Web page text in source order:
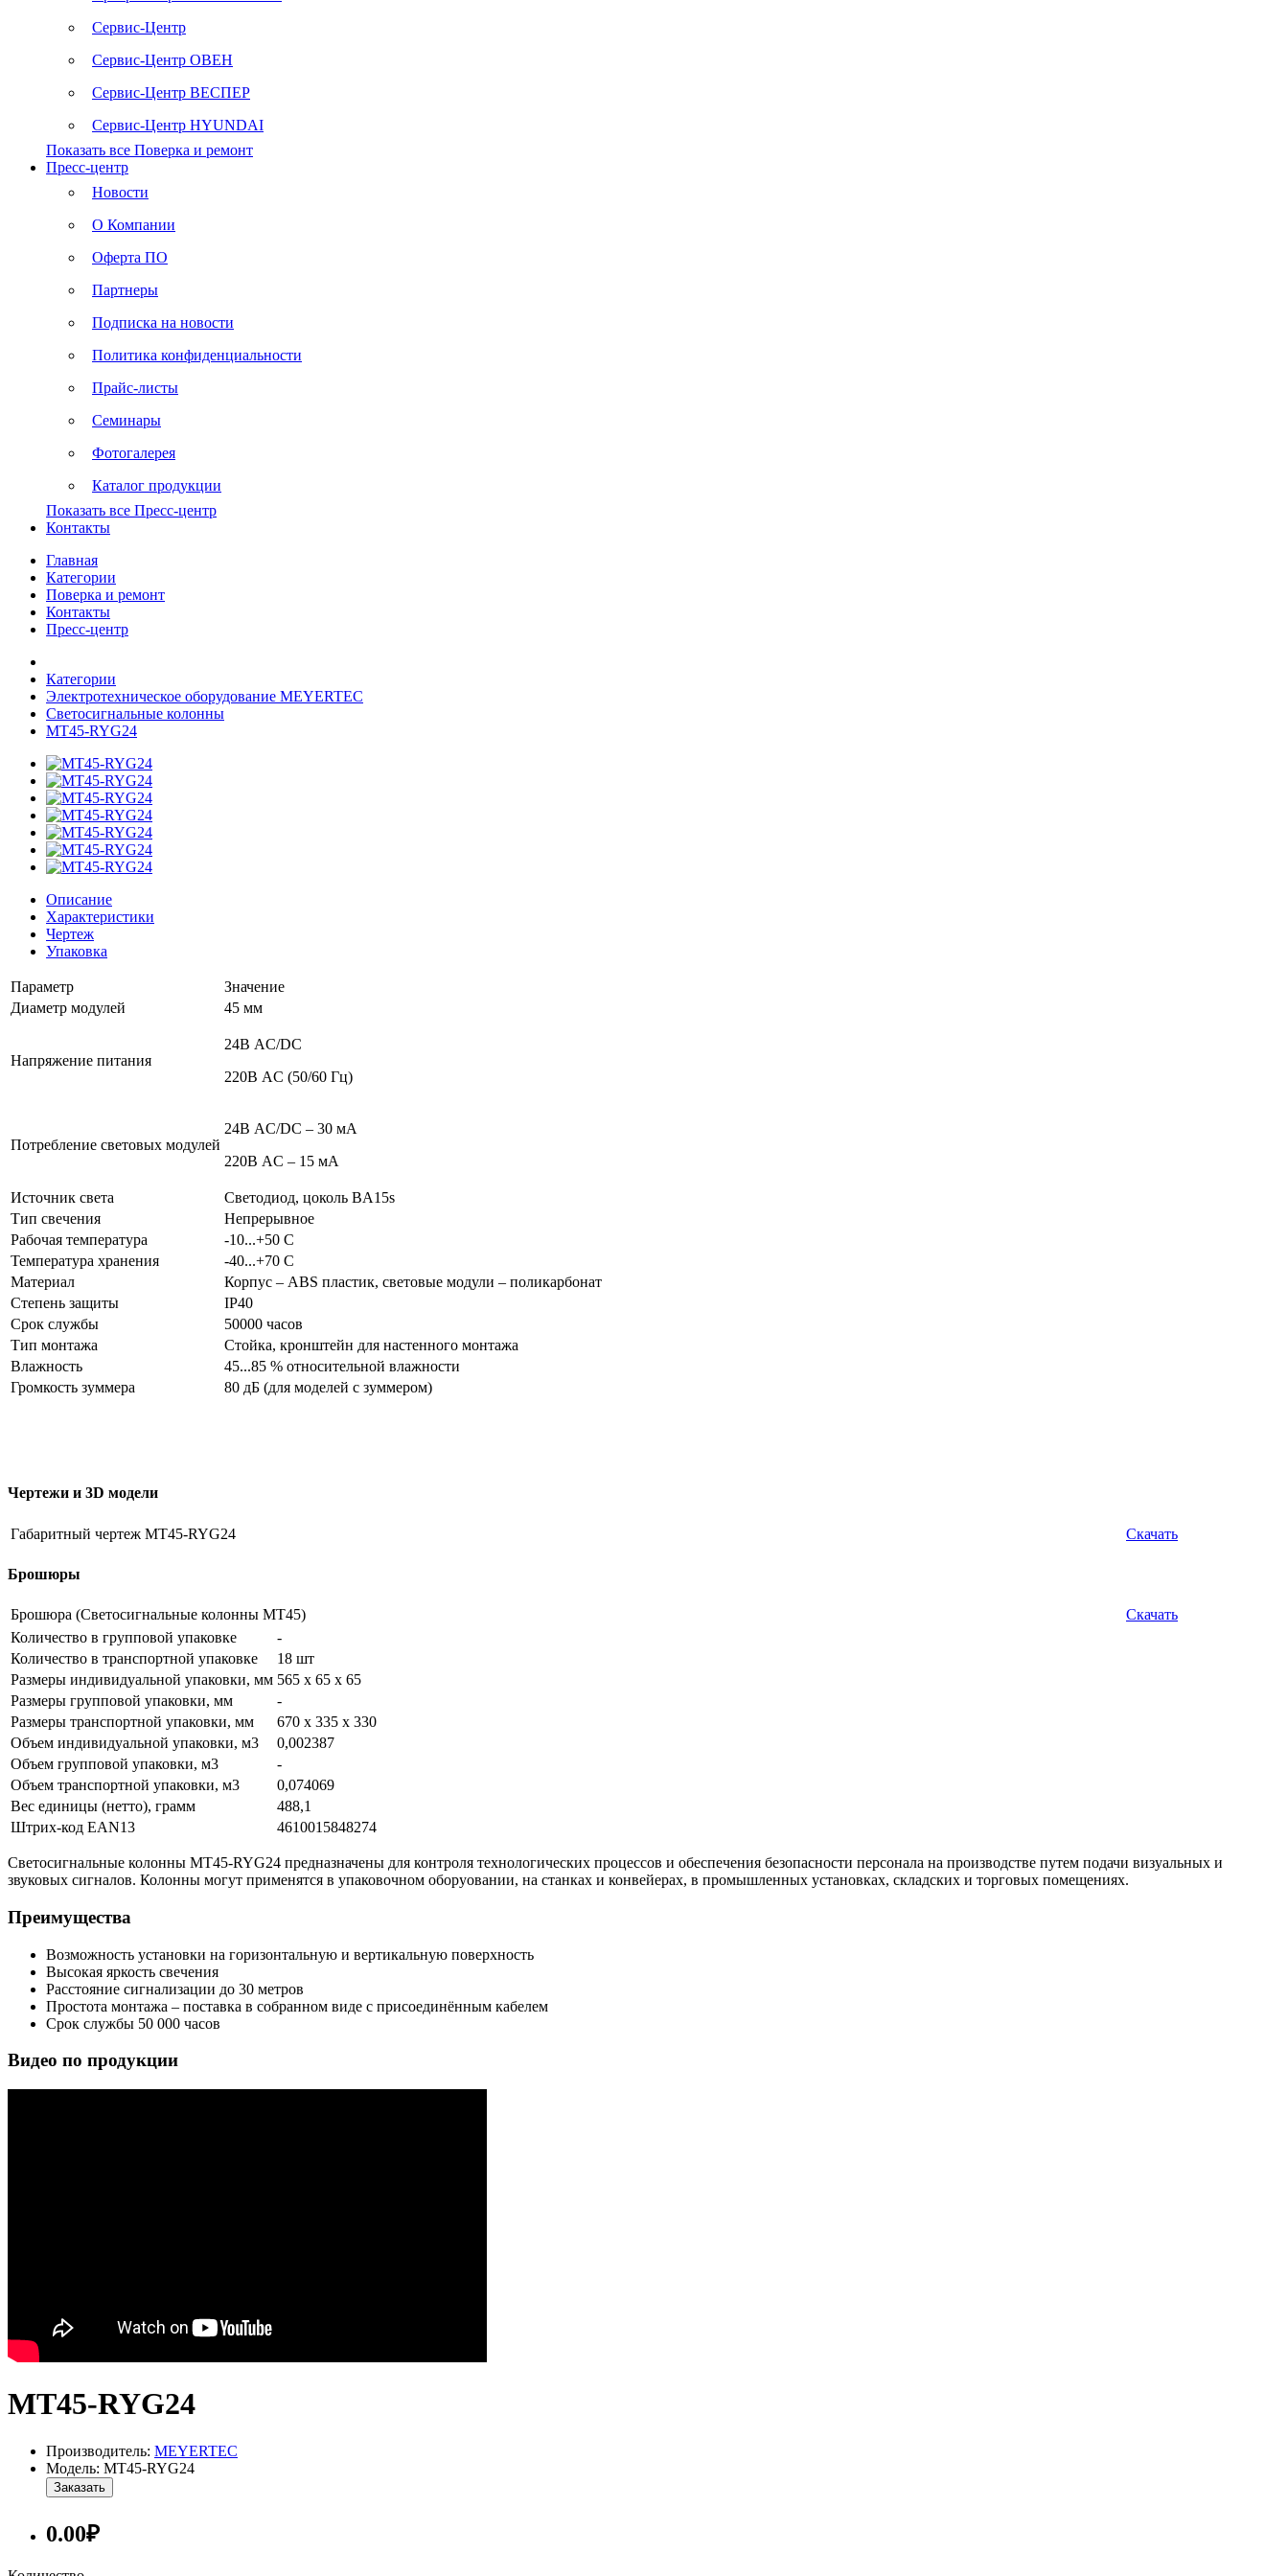
Сервис-Центр
Сервис-Центр ОВЕН
Сервис-Центр ВЕСПЕР
Сервис-Центр HYUNDAI
Показать все Поверка и ремонт
Пресс-центр
Новости
О Компании
Оферта ПО
Партнеры
Подписка на новости
Политика конфиденциальности
Прайс-листы
Семинары
Фотогалерея
Каталог продукции
Показать все Пресс-центр
Контакты
Главная
Категории
Поверка и ремонт
Контакты
Пресс-центр
Категории
Электротехническое оборудование MEYERTEC
Светосигнальные колонны
MT45-RYG24
Описание
Характеристики
Чертеж
Упаковка
Параметр
Значение
Диаметр модулей
45 мм
Напряжение питания
24В AC/DC
220В AC (50/60 Гц)
Потребление световых модулей
24В AC/DC – 30 мА
220В AC – 15 мА
Источник света
Светодиод, цоколь BA15s
Тип свечения
Непрерывное
Рабочая температура
-10...+50 С
Температура хранения
-40...+70 С
Материал
Корпус – ABS пластик, световые модули – поликарбонат
Степень защиты
IP40
Срок службы
50000 часов
Тип монтажа
Стойка, кронштейн для настенного монтажа
Влажность
45...85 % относительной влажности
Громкость зуммера
80 дБ (для моделей с зуммером)
Чертежи и 3D модели
Габаритный чертеж MT45-RYG24 Скачать
Брошюры
Брошюра (Светосигнальные колонны MT45)
Скачать
Количество в групповой упаковке
-
Количество в транспортной упаковке
18 шт
Размеры индивидуальной упаковки, мм 565 х 65 х 65
Размеры групповой упаковки, мм
-
Размеры транспортной упаковки, мм
670 х 335 х 330
Объем индивидуальной упаковки, м3
0,002387
Объем групповой упаковки, м3
-
Объем транспортной упаковки, м3
0,074069
Вес единицы (нетто), грамм
488,1
Штрих-код EAN13
4610015848274
Светосигнальные колонны MT45-RYG24 предназначены для контроля технологических процессов и обеспечения безопасности персонала на производстве путем подачи визуальных и
звуковых сигналов. Колонны могут применятся в упаковочном оборуовании, на станках и конвейерах, в промышленных установках, складских и торговых помещениях.
Преимущества
Возможность установки на горизонтальную и вертикальную поверхность
Высокая яркость свечения
Расстояние сигнализации до 30 метров
Простота монтажа – поставка в собранном виде с присоединённым кабелем
Срок службы 50 000 часов
Видео по продукции
MT45-RYG24
Производитель: MEYERTEC
Модель: MT45-RYG24
Заказать
0.00₽